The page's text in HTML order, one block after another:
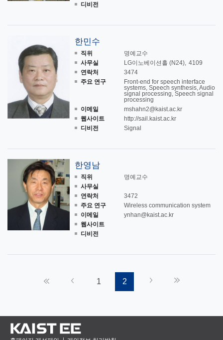
디비전
한민수
직위
명예교수
사무실
LG이노베이션홀 (N24) 4109
연락처
3474
주요 연구
Front-end for speech interface
systems, Speech synthesis, Audio
signal processing, Speech signal
processing
이메일
mshahn2@kaist.ac.kr
웹사이트
http://sail.kaist.ac.kr
디비전
Signal
한영남
직위
명예교수
사무실
연락처
3472
주요 연구
Wireless communication system
이메일
ynhan@kaist.ac.kr
웹사이트
디비전
« ‹ 1 2 › »